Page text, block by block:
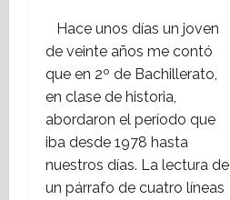
Hace unos días un joven
de veinte años me contó
que en 2º de Bachillerato,
en clase de historia,
abordaron el período que
iba desde 1978 hasta
nuestros días. La lectura de
un párrafo de cuatro líneas